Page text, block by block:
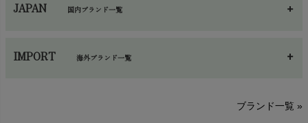
JAPAN 国内ブランド一覧
IMPORT海外ブランド一覧
ブランド一覧 »